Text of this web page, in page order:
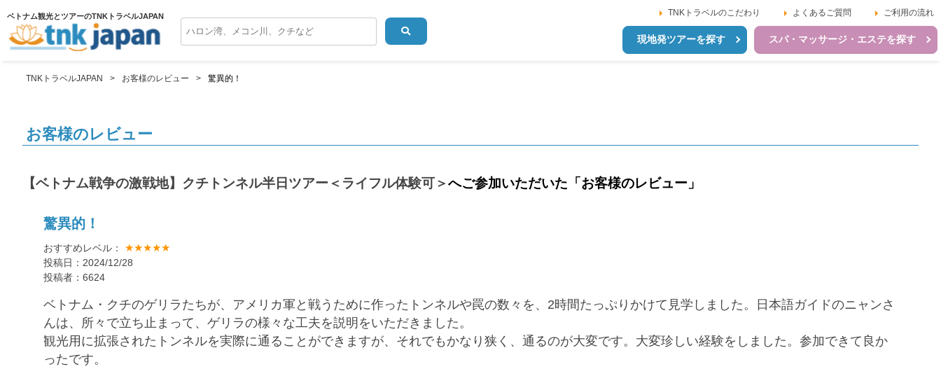
ベトナム観光とツアーのTNKトラベルJAPAN TNKトラベルのこだわり よくあるご質問 ご利用の流れ
現地発ツアーを探す スパ・マッサージ・エステを探す
TNKトラベルJAPAN お客様のレビュー 驚異的！
お客様のレビュー
【ベトナム戦争の激戦地】クチトンネル半日ツアー＜ライフル体験可＞へご参加いただいた「お客様のレビュー」
驚異的！
おすすめレベル： ★★★★★
投稿日：2024/12/28
投稿者：6624
ベトナム・クチのゲリラたちが、アメリカ軍と戦うために作ったトンネルや罠の数々を、2時間たっぷりかけて見学しました。日本語ガイドのニャンさ
んは、所々で立ち止まって、ゲリラの様々な工夫を説明をいただきました。
観光用に拡張されたトンネルを実際に通ることができますが、それでもかなり狭く、通るのが大変です。大変珍しい経験をしました。参加できて良か
ったです。